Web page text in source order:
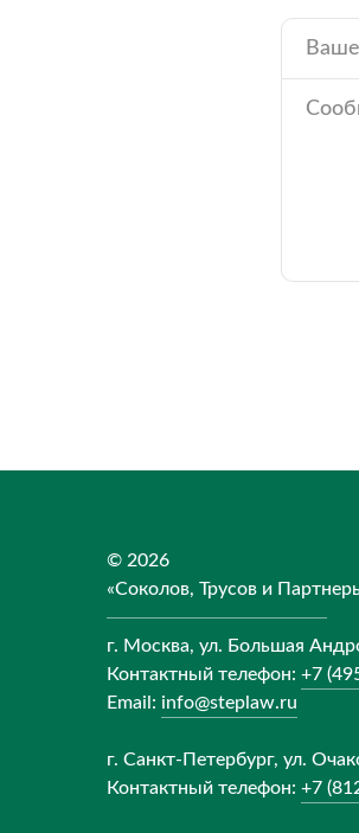
© 2026
«Соколов, Трусов и
г. Москва, ул. Большая
Контактный телефон: +7
Email: info@steplaw.ru
г. Санкт-Петербург, ул.
Контактный телефон: +7